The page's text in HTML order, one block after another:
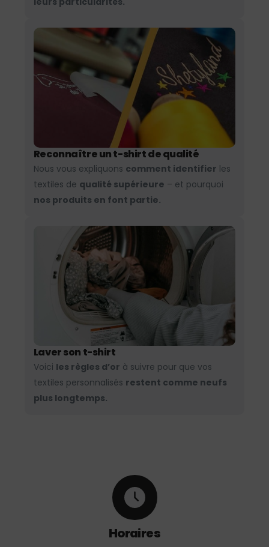
Reconnaître un t-shirt de qualité
Nous vous expliquons comment identifier les
textiles de qualité supérieure – et pourquoi
nos produits en font partie.
Laver son t-shirt
Voici les règles d’or à suivre pour que vos
textiles personnalisés restent comme neufs
plus longtemps.
Horaires